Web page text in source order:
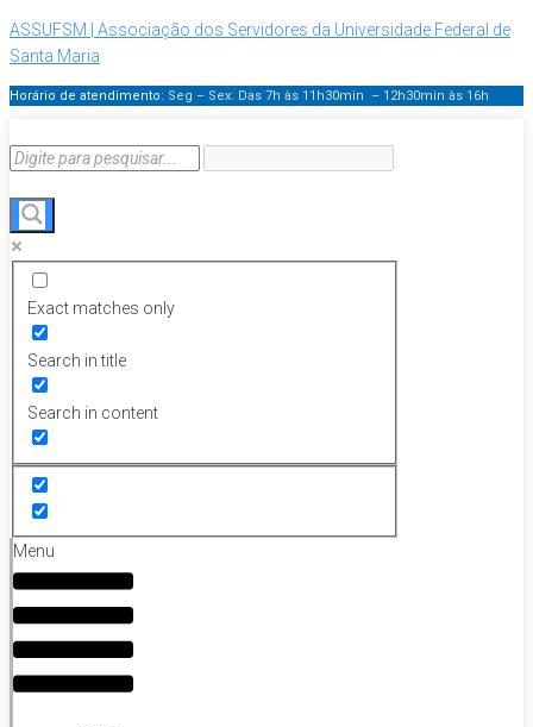
ASSUFSM | Associação dos Servidores da Universidade Federal de
Santa Maria
Horário de atendimento: Seg – Sex: Das 7h às 11h30min – 12h30min às 16h
Exact matches only
Search in title
Search in content
Menu